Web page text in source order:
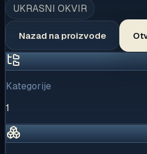
UKRASNI OKVIR
Nazad na proizvode
Kategorije
1